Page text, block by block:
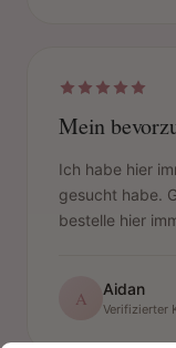
Mein
Ich habe hier
gesucht habe.
bestelle hier
A Aidan
Verifizierter